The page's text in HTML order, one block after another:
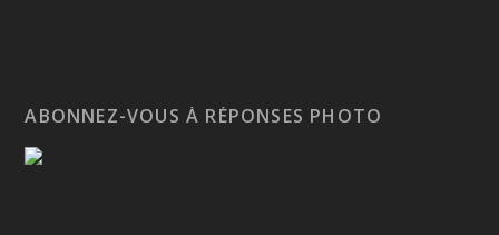
ABONNEZ-VOUS À RÉPONSES PHOTO